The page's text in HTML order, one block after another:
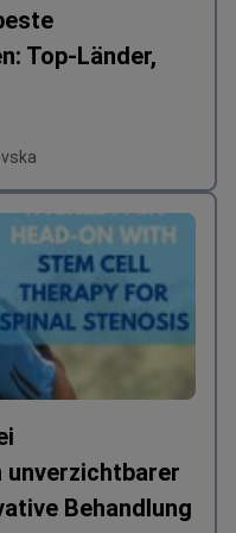
Top-Länder,
unverzichtbarer
Behandlung